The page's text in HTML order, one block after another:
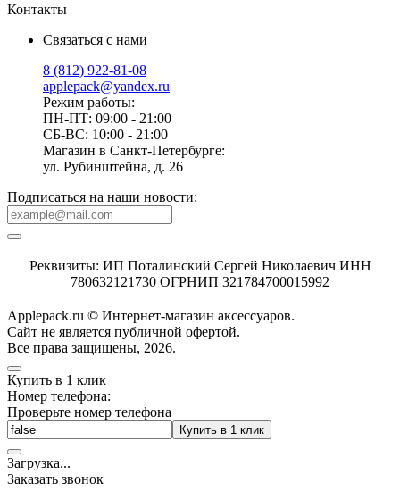
Контакты
Связаться с нами
8 (812) 922-81-08
applepack@yandex.ru
Режим работы:
ПН-ПТ: 09:00 - 21:00
СБ-ВС: 10:00 - 21:00
Магазин в Санкт-Петербурге:
ул. Рубинштейна, д. 26
Подписаться на наши новости:
Реквизиты: ИП Поталинский Сергей Николаевич ИНН
780632121730 ОГРНИП 321784700015992
Applepack.ru © Интернет-магазин аксессуаров.
Cайт не является публичной офертой.
Все права защищены, 2026.
Купить в 1 клик
Номер телефона:
Проверьте номер телефона
Купить в 1 клик
Загрузка...
Заказать звонок